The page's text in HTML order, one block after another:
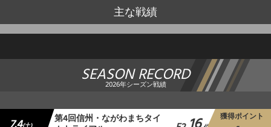
主な戦績
SEASON RECORD
2026年シーズン戦績
第4回信州・ながわまちタイ 獲得ポイント